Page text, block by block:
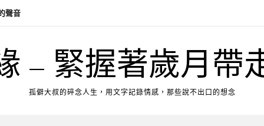
– 緊握著歲月帶
孤僻大叔的碎念人生，用文字記錄情感，那些說不出口的想念